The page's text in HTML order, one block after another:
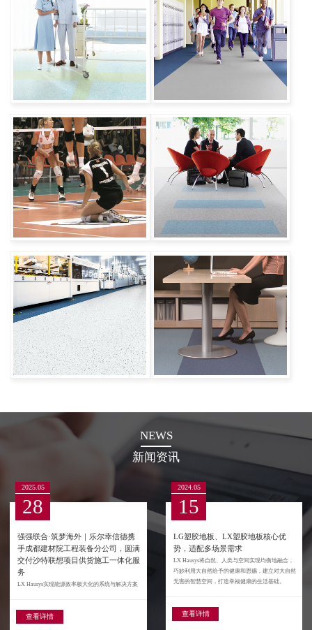
NEWS
新闻资讯
2025.05
28
强强联合·筑梦海外｜乐尔幸信德携
手成都建材院工程装备分公司，圆满
交付沙特联想项目供货施工一体化服
务
LX Hausys实现能源效率极大化的系统与解决方案
查看详情
2024.05
15
LG塑胶地板、LX塑胶地板核心优
势，适配多场景需求
LX Hausys将自然、人类与空间实现均衡地融合，
巧妙利用大自然给予的健康和恩赐，建立对大自然
无害的智慧空间，打造幸福健康的生活基础。
查看详情